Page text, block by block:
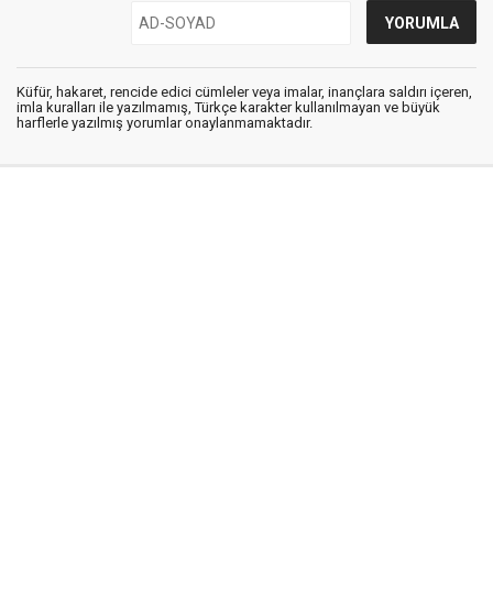
Küfür, hakaret, rencide edici cümleler veya imalar, inançlara saldırı içeren,
imla kuralları ile yazılmamış, Türkçe karakter kullanılmayan ve büyük
harflerle yazılmış yorumlar onaylanmamaktadır.